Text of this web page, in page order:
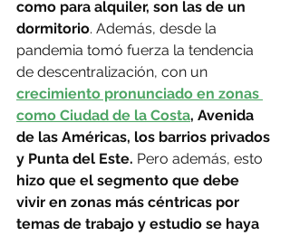
como para alquiler, son las de un
dormitorio. Además, desde la
pandemia tomó fuerza la tendencia
de descentralización, con un
crecimiento pronunciado en zonas
como Ciudad de la Costa, Avenida
de las Américas, los barrios privados
y Punta del Este. Pero además, esto
hizo que el segmento que debe
vivir en zonas más céntricas por
temas de trabajo y estudio se haya